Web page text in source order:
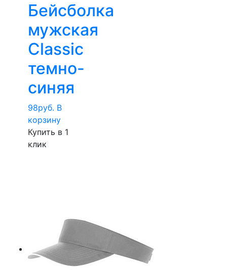
Бейсболка
мужская
Classic
темно-
синяя
98руб. В
корзину
Купить в 1
клик